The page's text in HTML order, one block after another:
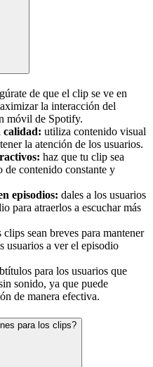
de que el clip se ve en
la interacción del
móvil de Spotify.
calidad: utiliza contenido visual
la atención de los usuarios.
haz que tu clip sea
contenido constante y
episodios: dales a los usuarios
para atraerlos a escuchar más
clips sean breves para mantener
usuarios a ver el episodio
para los usuarios que
sonido, ya que puede
de manera efectiva.
para los clips?